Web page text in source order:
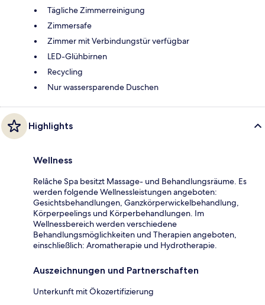
Tägliche Zimmerreinigung
Zimmersafe
Zimmer mit Verbindungstür verfügbar
LED-Glühbirnen
Recycling
Nur wassersparende Duschen
Highlights
Wellness
Relâche Spa besitzt Massage- und Behandlungsräume. Es
werden folgende Wellnessleistungen angeboten:
Gesichtsbehandlungen, Ganzkörperwickelbehandlung,
Körperpeelings und Körperbehandlungen. Im
Wellnessbereich werden verschiedene
Behandlungsmöglichkeiten und Therapien angeboten,
einschließlich: Aromatherapie und Hydrotherapie.
Auszeichnungen und Partnerschaften
Unterkunft mit Ökozertifizierung